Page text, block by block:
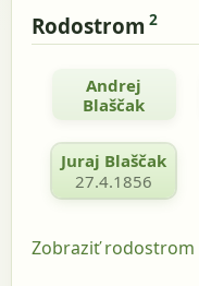
Rodostrom 2
Andrej
Blaščak
Juraj Blaščak
27.4.1856
Zobraziť